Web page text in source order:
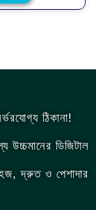
ঠিকানা!
উচ্চমানের ডিজিটাল
দ্রুত ও পেশাদার